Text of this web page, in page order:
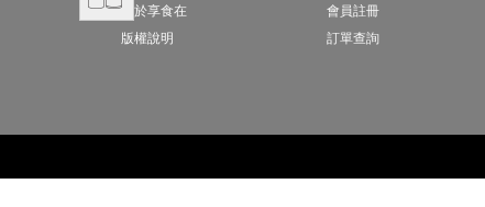
關於享食在
版權說明
會員註冊
訂單查詢